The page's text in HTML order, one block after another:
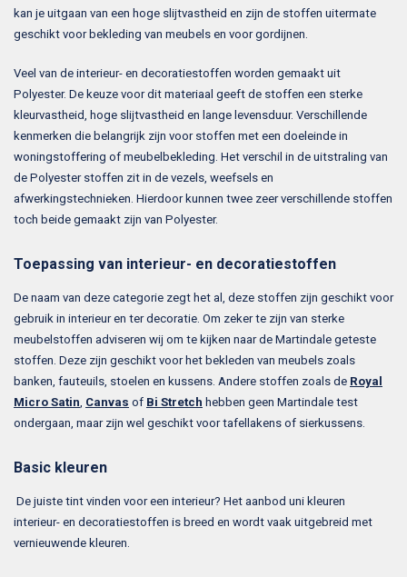
kan je uitgaan van een hoge slijtvastheid en zijn de stoffen uitermate
geschikt voor bekleding van meubels en voor gordijnen.
Veel van de interieur- en decoratiestoffen worden gemaakt uit
Polyester. De keuze voor dit materiaal geeft de stoffen een sterke
kleurvastheid, hoge slijtvastheid en lange levensduur. Verschillende
kenmerken die belangrijk zijn voor stoffen met een doeleinde in
woningstoffering of meubelbekleding. Het verschil in de uitstraling van
de Polyester stoffen zit in de vezels, weefsels en
afwerkingstechnieken. Hierdoor kunnen twee zeer verschillende stoffen
toch beide gemaakt zijn van Polyester.
Toepassing van interieur- en decoratiestoffen
De naam van deze categorie zegt het al, deze stoffen zijn geschikt voor
gebruik in interieur en ter decoratie. Om zeker te zijn van sterke
meubelstoffen adviseren wij om te kijken naar de Martindale geteste
stoffen. Deze zijn geschikt voor het bekleden van meubels zoals
banken, fauteuils, stoelen en kussens. Andere stoffen zoals de Royal
Micro Satin Canvas of Bi Stretch hebben geen Martindale test
ondergaan, maar zijn wel geschikt voor tafellakens of sierkussens.
Basic kleuren
De juiste tint vinden voor een interieur? Het aanbod uni kleuren
interieur- en decoratiestoffen is breed en wordt vaak uitgebreid met
vernieuwende kleuren.